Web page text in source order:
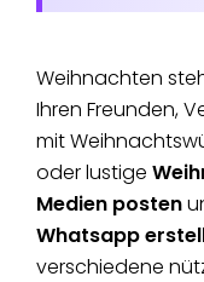
Weihnachten
Ihren Freunden,
mit
oder lustige
Medien posten
Whatsapp
verschiedene